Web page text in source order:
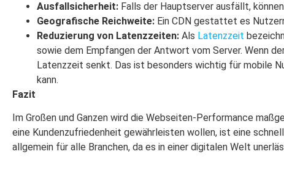
Ausfallsicherheit: Falls der Hauptserver ausfällt,
Geografische Reichweite: Ein CDN gestattet es
Reduzierung von Latenzzeiten: Als Latenzzeit
sowie dem Empfangen der Antwort vom Server. Wenn
Latenzzeit senkt. Das ist besonders wichtig für mobile
kann.
Fazit
Im Großen und Ganzen wird die Webseiten-Performance
eine Kundenzufriedenheit gewährleisten wollen, ist eine
allgemein für alle Branchen, da es in einer digitalen Welt